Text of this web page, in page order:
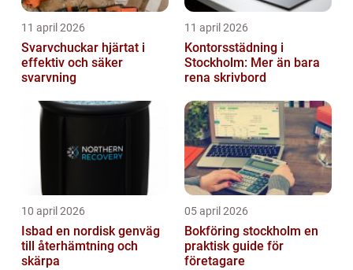
11 april 2026
Svarvchuckar hjärtat i
effektiv och säker
svarvning
11 april 2026
Kontorsstädning i
Stockholm: Mer än bara
rena skrivbord
10 april 2026
Isbad en nordisk genväg
till återhämtning och
skärpa
05 april 2026
Bokföring stockholm en
praktisk guide för
företagare